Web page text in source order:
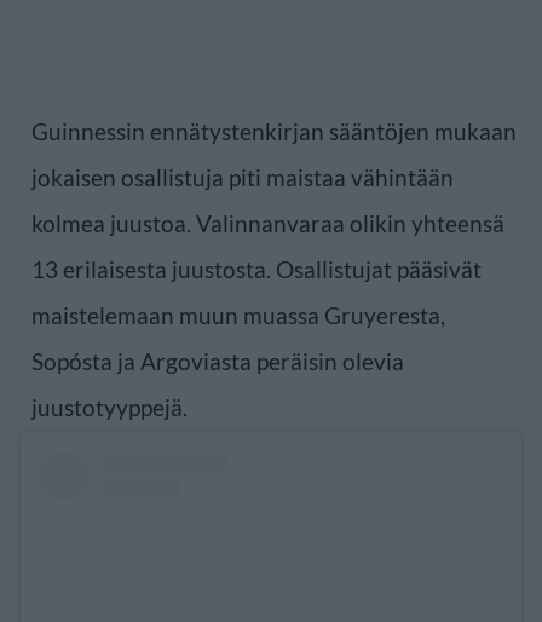
Guinnessin ennätystenkirjan sääntöjen mukaan
jokaisen osallistuja piti maistaa vähintään
kolmea juustoa. Valinnanvaraa olikin yhteensä
13 erilaisesta juustosta. Osallistujat pääsivät
maistelemaan muun muassa Gruyeresta,
Sopósta ja Argoviasta peräisin olevia
juustotyyppejä.